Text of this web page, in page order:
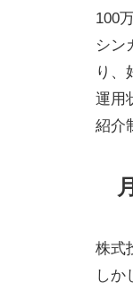
100
シン
り、
運用
紹介
株式
しか